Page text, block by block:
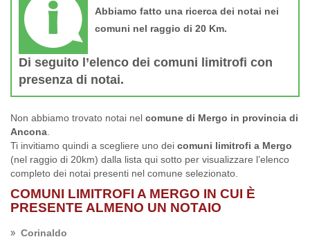
Abbiamo fatto una ricerca dei notai nei
comuni nel raggio di 20 Km.
Di seguito l’elenco dei comuni limitrofi con
presenza di notai.
Non abbiamo trovato notai nel comune di Mergo in provincia di
Ancona
Ti invitiamo quindi a scegliere uno dei comuni limitrofi a Mergo
(nel raggio di 20km) dalla lista qui sotto per visualizzare l’elenco
completo dei notai presenti nel comune selezionato.
COMUNI LIMITROFI A MERGO IN CUI È
PRESENTE ALMENO UN NOTAIO
Corinaldo